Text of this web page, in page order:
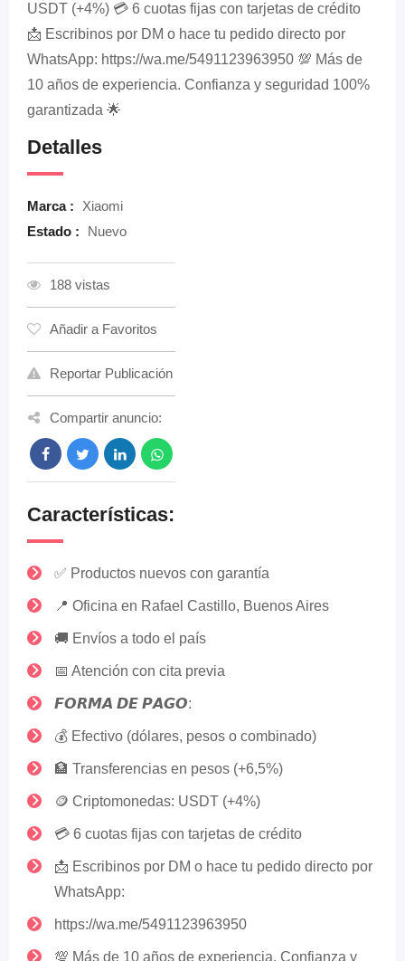
USDT (+4%) 💳 6 cuotas fijas con tarjetas de crédito
📩 Escribinos por DM o hace tu pedido directo por
WhatsApp: https://wa.me/5491123963950 💯 Más de
10 años de experiencia. Confianza y seguridad 100%
garantizada 🌟
Detalles
Marca :
Xiaomi
Estado :
Nuevo
188 vistas
Añadir a Favoritos
Reportar Publicación
Compartir anuncio:
Características:
✅ Productos nuevos con garantía
📍 Oficina en Rafael Castillo, Buenos Aires
🚚 Envíos a todo el país
📅 Atención con cita previa
𝙁𝙊𝙍𝙈𝘼 𝘿𝙀 𝙋𝘼𝙂𝙊:
💰 Efectivo (dólares, pesos o combinado)
🏦 Transferencias en pesos (+6,5%)
🪙 Criptomonedas: USDT (+4%)
💳 6 cuotas fijas con tarjetas de crédito
📩 Escribinos por DM o hace tu pedido directo por
WhatsApp:
https://wa.me/5491123963950
💯 Más de 10 años de experiencia. Confianza y